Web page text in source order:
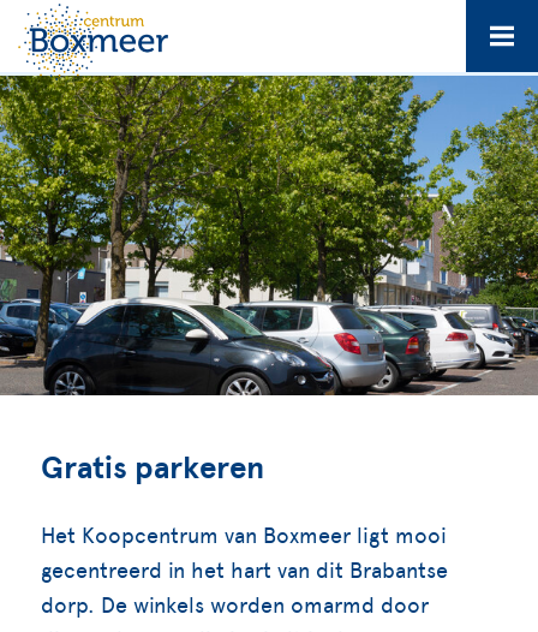
Gratis parkeren
Het Koopcentrum van Boxmeer ligt mooi
gecentreerd in het hart van dit Brabantse
dorp. De winkels worden omarmd door